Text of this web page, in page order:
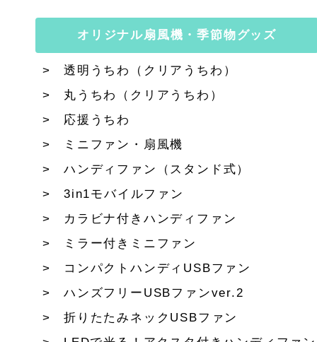
オリジナル扇風機・季節物グッズ
透明うちわ（クリアうちわ）
丸うちわ（クリアうちわ）
応援うちわ
ミニファン・扇風機
ハンディファン（スタンド式）
3in1モバイルファン
カラビナ付きハンディファン
ミラー付きミニファン
コンパクトハンディUSBファン
ハンズフリーUSBファンver.2
折りたたみネックUSBファン